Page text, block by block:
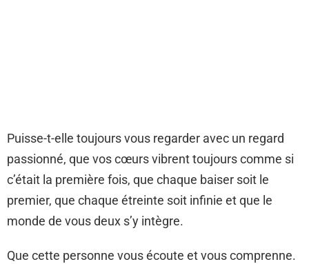
Puisse-t-elle toujours vous regarder avec un regard
passionné, que vos cœurs vibrent toujours comme si
c’était la première fois, que chaque baiser soit le
premier, que chaque étreinte soit infinie et que le
monde de vous deux s’y intègre.
Que cette personne vous écoute et vous comprenne.